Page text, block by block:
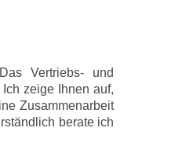
Vertriebs- und
zeige Ihnen auf,
Zusammenarbeit
berate ich